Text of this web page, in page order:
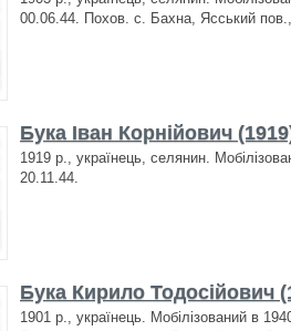
00.06.44. Похов. с. Бахна, Ясський
Бука Іван Корнійович
1919 р., українець, селянин.
20.11.44.
Бука Кирило Тодосійович
1901 р., українець. Мобілізований в